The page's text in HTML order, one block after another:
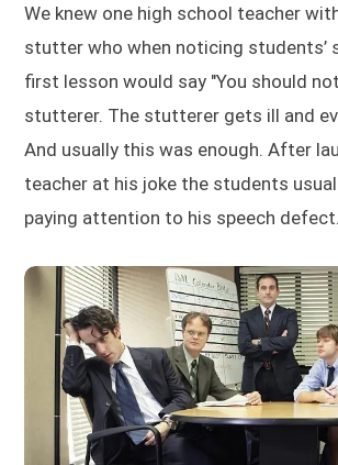
We knew one high school teacher
stutter who when noticing students’
first lesson would say "You should
stutterer. The stutterer gets ill and
And usually this was enough. After
teacher at his joke the students
paying attention to his speech defect.